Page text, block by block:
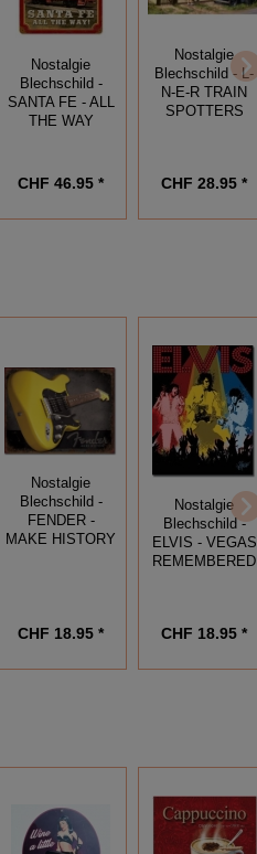
Nostalgie
Blechschild -
SANTA FE - ALL
THE WAY
CHF 46.95 *
Nostalgie
Blechschild - L-
N-E-R TRAIN
SPOTTERS
CHF 28.95 *
Nostalgie
Blechschild -
FENDER -
MAKE HISTORY
CHF 18.95 *
Nostalgie
Blechschild -
ELVIS - VEGAS
REMEMBERED
CHF 18.95 *